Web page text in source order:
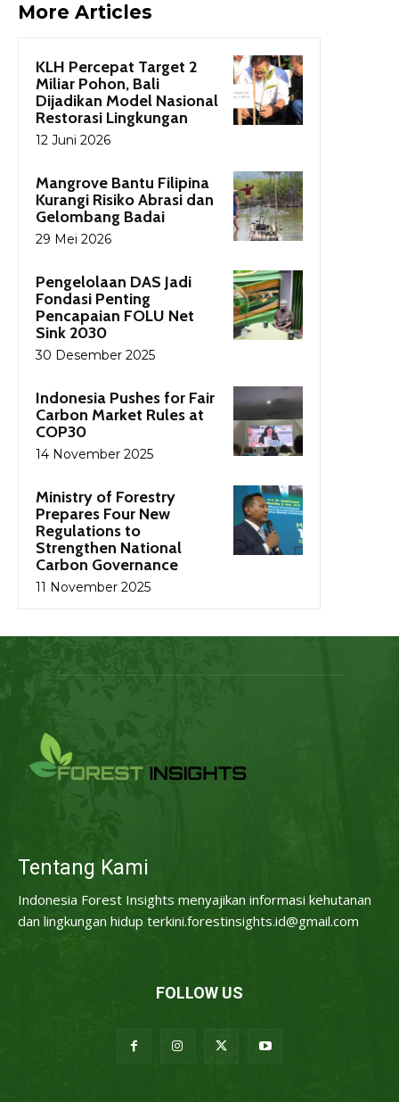
More Articles
KLH Percepat Target 2
Miliar Pohon, Bali
Dijadikan Model Nasional
Restorasi Lingkungan
12 Juni 2026
Mangrove Bantu Filipina
Kurangi Risiko Abrasi dan
Gelombang Badai
29 Mei 2026
Pengelolaan DAS Jadi
Fondasi Penting
Pencapaian FOLU Net
Sink 2030
30 Desember 2025
Indonesia Pushes for Fair
Carbon Market Rules at
COP30
14 November 2025
Ministry of Forestry
Prepares Four New
Regulations to
Strengthen National
Carbon Governance
11 November 2025
Tentang Kami
Indonesia Forest Insights menyajikan informasi kehutanan
dan lingkungan hidup terkini.forestinsights.id@gmail.com
FOLLOW US